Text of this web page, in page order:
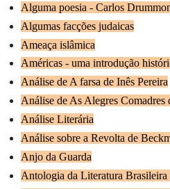
Alguma poesia - Carlos
Algumas facções judaicas
Ameaça islâmica
Américas - uma introdução
Análise de A farsa de Inês Pereira
Análise de As Alegres Comadres
Análise Literária
Análise sobre a Revolta de
Anjo da Guarda
Antologia da Literatura